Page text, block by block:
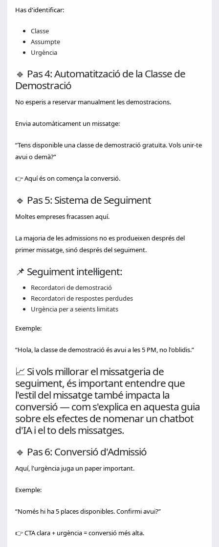
Has d'identificar:
Classe
Assumpte
Urgència
🔹 Pas 4: Automatització de la Classe de
Demostració
No esperis a reservar manualment les demostracions.
Envia automàticament un missatge:
“Tens disponible una classe de demostració gratuïta. Vols unir-te
avui o demà?”
👉 Aquí és on comença la conversió.
🔹 Pas 5: Sistema de Seguiment
Moltes empreses fracassen aquí.
La majoria de les admissions no es produeixen després del
primer missatge, sinó després del seguiment.
📌 Seguiment intel·ligent:
Recordatori de demostració
Recordatori de respostes perdudes
Urgència per a seients limitats
Exemple:
“Hola, la classe de demostració és avui a les 5 PM, no l'oblidis.”
📈 Si vols millorar el missatgeria de
seguiment, és important entendre que
l'estil del missatge també impacta la
conversió — com s'explica en aquesta guia
sobre els efectes de nomenar un chatbot
d'IA i el to dels missatges.
🔹 Pas 6: Conversió d'Admissió
Aquí, l'urgència juga un paper important.
Exemple:
“Només hi ha 5 places disponibles. Confirmi avui?”
👉 CTA clara + urgència = conversió més alta.